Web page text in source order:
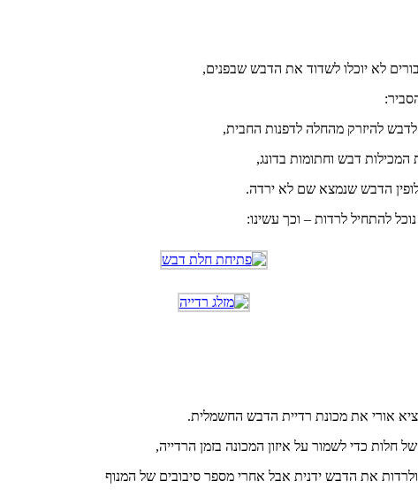
לא יוכלו לשדוד את הדבש שבפנים,
להיזרק מהחלה לדפנות החבית,
דבש וחתומות בדונג,
הדבש שנמצא שם לא ירדה.
להתחיל לרדות – וכך עשינו:
אורי את מכונת רדיית הדבש החשמלית.
את הדבש ידנית אבל אחרי מספר סיבובים של המנוף